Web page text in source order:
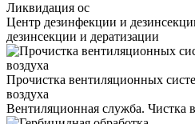
Ликвидация ос
Центр дезинфекции и
дезинсекции и дератизации
Прочистка вентиляционных
воздуха
Вентиляционная служба. Чистка